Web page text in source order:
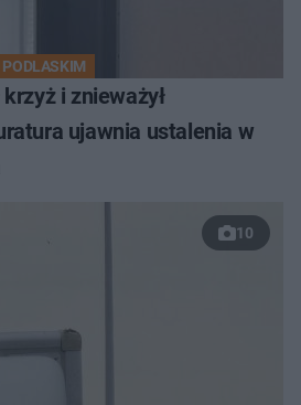
PODLASKIM
i znieważył
ujawnia ustalenia w
10